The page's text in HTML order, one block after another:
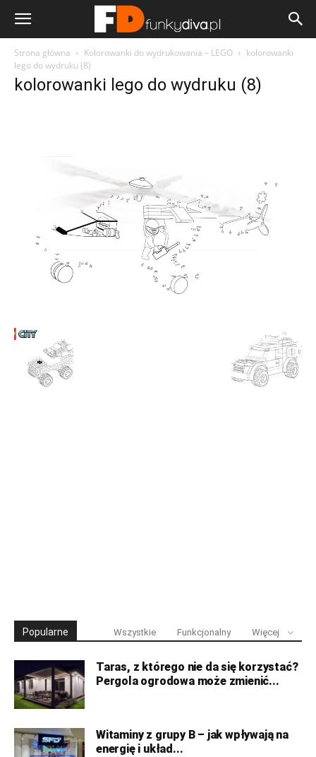
Strona główna Kolorowanki do wydrukowania – LEGO
kolorowanki
lego do wydruku (8)
kolorowanki lego do wydruku (8)
Popularne Wszystkie Funkcjonalny Więcej
Taras, z którego nie da się korzystać?
Pergola ogrodowa może zmienić...
Witaminy z grupy B – jak wpływają na
energię i układ...